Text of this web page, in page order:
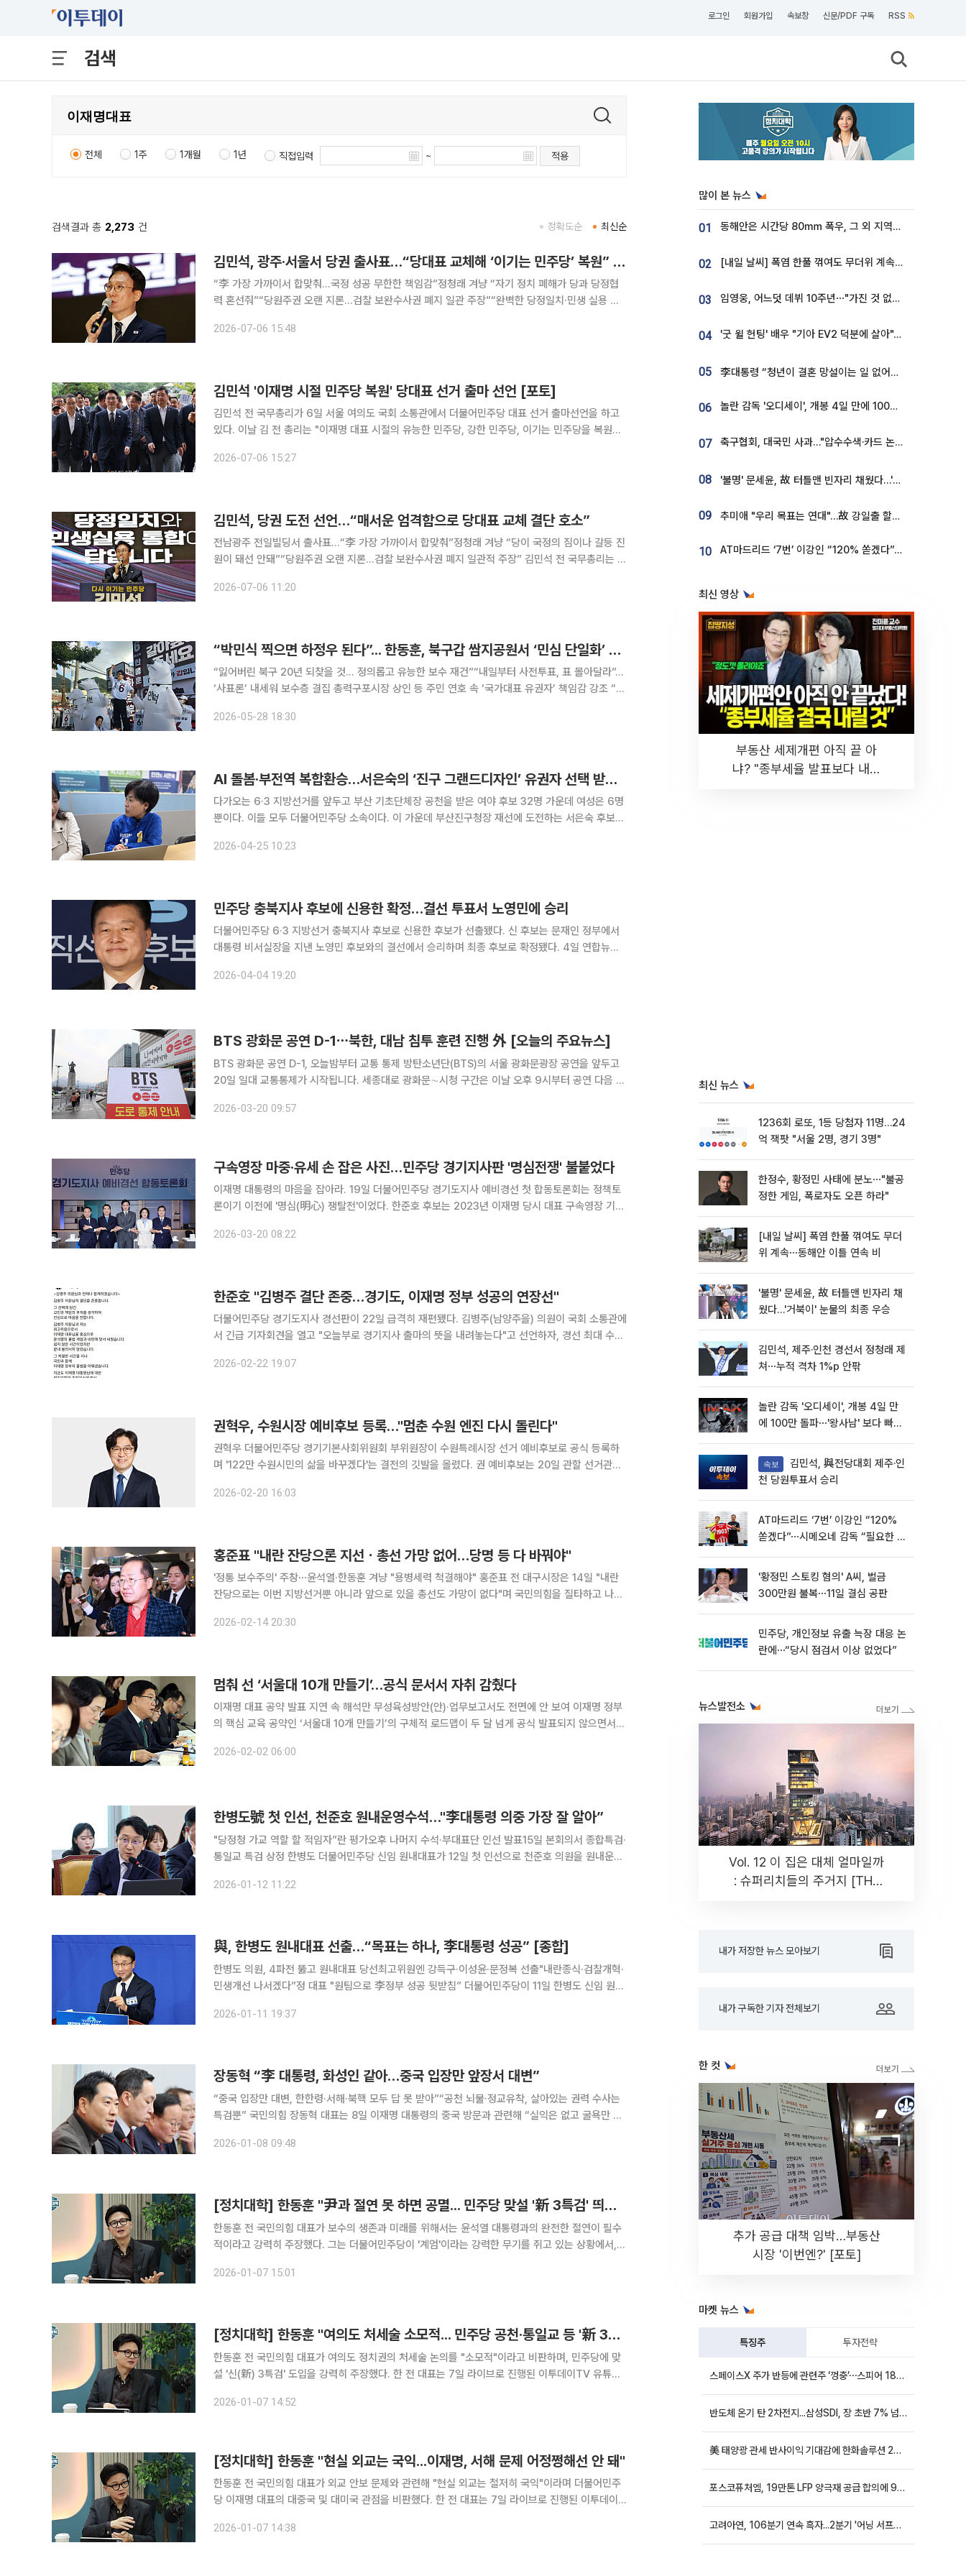
로그인 회원가입 속보창 신문/PDF 구독 RSS
검색
전체 1주 1개월 1년 직접입력 ~ 적용
검색결과 총 2,273 건 최신순
정확도순
김민석, 광주·서울서 당권 출사표…“당대표 교체해 ‘이기는 민주당’ 복원” [종합]
“李 가장 가까이서 합맞춰…국정 성공 무한한 책임감”정청래 겨냥 “자기 정치 폐해가 당과 당정협
력 혼선줘”“당원주권 오랜 지론…검찰 보완수사권 폐지 일관 주장”“완벽한 당정일치·민생 실용 통
대회 당대표 출마를 선언했다. 김 전 총리는 ‘당정일치’를 통한
2026-07-06 15:48
김민석 '이재명 시절 민주당 복원' 당대표 선거 출마 선언 [포토]
김민석 전 국무총리가 6일 서울 여의도 국회 소통관에서 더불어민주당 대표 선거 출마선언을 하고
있다. 이날 김 전 총리는 "이재명 대표 시절의 유능한 민주당, 강한 민주당, 이기는 민주당을 복원하
2026-07-06 15:27
김민석, 당권 도전 선언…“매서운 엄격함으로 당대표 교체 결단 호소”
전남광주 전일빌딩서 출사표…“李 가장 가까이서 합맞춰”정청래 겨냥 “당이 국정의 짐이나 갈등 진
원이 돼선 안돼”“당원주권 오랜 지론…검찰 보완수사권 폐지 일관적 주장” 김민석 전 국무총리는 6
2026-07-06 11:20
“박민식 찍으면 하정우 된다”... 한동훈, 북구갑 쌈지공원서 ‘민심 단일화’ 읍소
“잃어버린 북구 20년 되찾을 것... 정의롭고 유능한 보수 재건”“내일부터 사전투표, 표 몰아달라”...
‘사표론’ 내세워 보수층 결집 총력구포시장 상인 등 주민 연호 속 ‘국가대표 유권자’ 책임감 강조 “지
2026-05-28 18:30
AI 돌봄·부전역 복합환승…서은숙의 ‘진구 그랜드디자인’ 유권자 선택 받을까?
다가오는 6·3 지방선거를 앞두고 부산 기초단체장 공천을 받은 여야 후보 32명 가운데 여성은 6명
뿐이다. 이들 모두 더불어민주당 소속이다. 이 가운데 부산진구청장 재선에 도전하는 서은숙 후보는
2026-04-25 10:23
민주당 충북지사 후보에 신용한 확정…결선 투표서 노영민에 승리
더불어민주당 6·3 지방선거 충북지사 후보로 신용한 후보가 선출됐다. 신 후보는 문재인 정부에서
대통령 비서실장을 지낸 노영민 후보와의 결선에서 승리하며 최종 후보로 확정됐다. 4일 연합뉴스
이 발표했다. 보수 정당 출신인 신 후보는 2024년 총선을 앞두고
2026-04-04 19:20
BTS 광화문 공연 D-1⋯북한, 대남 침투 훈련 진행 外 [오늘의 주요뉴스]
BTS 광화문 공연 D-1, 오늘밤부터 교통 통제 방탄소년단(BTS)의 서울 광화문광장 공연을 앞두고
20일 일대 교통통제가 시작됩니다. 세종대로 광화문∼시청 구간은 이날 오후 9시부터 공연 다음 날
지, 새문안로와 광화문지하차도(정부청사→이마교차로 방향)는
2026-03-20 09:57
구속영장 마중·유세 손 잡은 사진…민주당 경기지사판 '명심전쟁' 불붙었다
이재명 대통령의 마음을 잡아라. 19일 더불어민주당 경기도지사 예비경선 첫 합동토론회는 정책토
론이기 이전에 '명심(明心) 쟁탈전'이었다. 한준호 후보는 2023년 이재명 당시 대표 구속영장 기각
은 사진을 각각 인생사진으로 꺼내들었다. "이재명 대표를 끝까지
2026-03-20 08:22
한준호 "김병주 결단 존중…경기도, 이재명 정부 성공의 연장선"
더불어민주당 경기도지사 경선판이 22일 급격히 재편됐다. 김병주(남양주을) 의원이 국회 소통관에
서 긴급 기자회견을 열고 "오늘부로 경기지사 출마의 뜻을 내려놓는다"고 선언하자, 경선 최대 수혜
최대 승부처 경기도에서 친명 표심 결집이 본격화하는 신호탄이란 분석
2026-02-22 19:07
권혁우, 수원시장 예비후보 등록…"멈춘 수원 엔진 다시 돌린다"
권혁우 더불어민주당 경기기본사회위원회 부위원장이 수원특례시장 선거 예비후보로 공식 등록하
며 '122만 수원시민의 삶을 바꾸겠다'는 결전의 깃발을 올렸다. 권 예비후보는 20일 관할 선거관리
령 추모비를 찾아 헌화와 묵념을 올렸다. 수원연화장은 2009년 노 전 대
2026-02-20 16:03
홍준표 "내란 잔당으론 지선ㆍ총선 가망 없어…당명 등 다 바꿔야"
'정통 보수주의' 주창⋯윤석열·한동훈 겨냥 "용병세력 척결해야" 홍준표 전 대구시장은 14일 "내란
잔당으로는 이번 지방선거뿐 아니라 앞으로 있을 총선도 가망이 없다"며 국민의힘을 질타하고 나섰
명(반이재명) 세력을 무자비하게 숙청하는 공천을 했지만 윤석열ㆍ
2026-02-14 20:30
멈춰 선 ‘서울대 10개 만들기’…공식 문서서 자취 감췄다
이재명 대표 공약 발표 지연 속 해석만 무성육성방안(안)·업무보고서도 전면에 안 보여 이재명 정부
의 핵심 교육 공약인 ‘서울대 10개 만들기’의 구체적 로드맵이 두 달 넘게 공식 발표되지 않으면서
료 모두에서 ‘서울대 10개’라는 명칭이 전면에 내세워지지 않으
2026-02-02 06:00
한병도號 첫 인선, 천준호 원내운영수석…"李대통령 의중 가장 잘 알아”
"당정청 가교 역할 할 적임자”란 평가오후 나머지 수석·부대표단 인선 발표15일 본회의서 종합특검·
통일교 특검 상정 한병도 더불어민주당 신임 원내대표가 12일 첫 인선으로 천준호 의원을 원내운영
2026-01-12 11:22
與, 한병도 원내대표 선출…“목표는 하나, 李대통령 성공” [종합]
한병도 의원, 4파전 뚫고 원내대표 당선최고위원엔 강득구·이성윤·문정복 선출"내란종식·검찰개혁·
민생개선 나서겠다”정 대표 "원팀으로 李정부 성공 뒷받침” 더불어민주당이 11일 한병도 신임 원내
은 진성준·박정·백혜련 후보와의 4파전을 뚫고 원내대표에 당선됐고, 최
2026-01-11 19:37
장동혁 “李 대통령, 화성인 같아…중국 입장만 앞장서 대변”
“중국 입장만 대변, 한한령·서해·북핵 모두 답 못 받아”“공천 뇌물·정교유착, 살아있는 권력 수사는
특검뿐” 국민의힘 장동혁 대표는 8일 이재명 대통령의 중국 방문과 관련해 “실익은 없고 굴욕만 남
명 대통령은 쿠팡 해킹 사태를 묻는 기자 질문에 ‘어쩌라
2026-01-08 09:48
[정치대학] 한동훈 "尹과 절연 못 하면 공멸... 민주당 맞설 '新 3특검' 띄워야"(종합)
한동훈 전 국민의힘 대표가 보수의 생존과 미래를 위해서는 윤석열 대통령과의 완전한 절연이 필수
적이라고 강력히 주장했다. 그는 더불어민주당이 '계엄'이라는 강력한 무기를 쥐고 있는 상황에서,
상공세에 대응하기 위해 이른바 '신(新) 3특검' 도입을 역제안하며 승
2026-01-07 15:01
[정치대학] 한동훈 "여의도 처세술 소모적... 민주당 공천·통일교 등 '新 3특검' 해야"
한동훈 전 국민의힘 대표가 여의도 정치권의 처세술 논의를 "소모적"이라고 비판하며, 민주당에 맞
설 '신(新) 3특검' 도입을 강력히 주장했다. 한 전 대표는 7일 라이브로 진행된 이투데이TV 유튜브
2026-01-07 14:52
[정치대학] 한동훈 "현실 외교는 국익...이재명, 서해 문제 어정쩡해선 안 돼"
한동훈 전 국민의힘 대표가 외교 안보 문제와 관련해 "현실 외교는 철저히 국익"이라며 더불어민주
당 이재명 대표의 대중국 및 대미국 관점을 비판했다. 한 전 대표는 7일 라이브로 진행된 이투데이
2026-01-07 14:38
많이 본 뉴스
01 동해안은 시간당 80㎜ 폭우, 그 외 지역은 폭염…‘극과 극 날씨’
02 [내일 날씨] 폭염 한풀 꺾여도 무더위 계속⋯동해안 이틀 연속 비
03 임영웅, 어느덧 데뷔 10주년⋯"가진 것 없던 시절, 내 앞엔 20명의 팬뿐"
04 '굿 윌 헌팅' 배우 "기아 EV2 덕분에 살아"…교통사고 후 안전성 극찬
05 李대통령 “청년이 결혼 망설이는 일 없어야...제도상 불이익 조사”
06 놀란 감독 '오디세이', 개봉 4일 만에 100만 돌파⋯'왕사남' 보다 빠르다
07 축구협회, 대국민 사과…"압수수색·카드 논란 사죄, 강도 높은 쇄신"
08 '불명' 문세윤, 故 터틀맨 빈자리 채웠다…'거북이' 눈물의 최종 우승
09 추미애 "우리 목표는 연대"…故 강일출 할머니 흉상 제막
10 AT마드리드 ‘7번’ 이강인 “120% 쏟겠다”⋯시메오네 감독 “필요한 선수”
최신 영상
부동산 세제개편 아직 끝 아
냐? "종부세율 발표보다 내릴
최신 뉴스
1236회 로또, 1등 당첨자 11명…24
억 잭팟 "서울 2명, 경기 3명"
한정수, 황정민 사태에 분노⋯"불공
정한 게임, 폭로자도 오픈 하라"
[내일 날씨] 폭염 한풀 꺾여도 무더
위 계속⋯동해안 이틀 연속 비
'불명' 문세윤, 故 터틀맨 빈자리 채
웠다…'거북이' 눈물의 최종 우승
김민석, 제주·인천 경선서 정청래 제
쳐⋯누적 격차 1%p 안팎
놀란 감독 '오디세이', 개봉 4일 만
에 100만 돌파⋯'왕사남' 보다 빠르
속보
천 당원투표서 승리
AT마드리드 ‘7번’ 이강인 “120%
쏟겠다”⋯시메오네 감독 “필요한 선
'황정민 스토킹 혐의' A씨, 벌금
300만원 불복⋯11일 결심 공판
민주당, 개인정보 유출 늑장 대응 논
란에⋯“당시 점검서 이상 없었다”
뉴스발전소
Vol. 12 이 집은 대체 얼마일까
: 슈퍼리치들의 주거지 [THE
내가 저장한 뉴스 모아보기
내가 구독한 기자 전체보기
한 컷
추가 공급 대책 임박…부동산
시장 '이번엔?' [포토]
마켓 뉴스
특징주 투자전략
스페이스X 주가 반등에 관련주 ‘껑충’⋯스피어 18%ㆍ에이치브이엠 12%↑
반도체 온기 탄 2차전지...삼성SDI, 장 초반 7% 넘게 껑충
美 태양광 관세 반사이익 기대감에 한화솔루션 20%대·OCI홀딩스 14%대 급등
포스코퓨처엠, 19만톤 LFP 양극재 공급 합의에 9%대 강세
고려아연, 106분기 연속 흑자...2분기 '어닝 서프라이즈'에 장 초반 12%대 강세